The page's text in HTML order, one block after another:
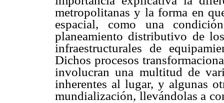
metropolitanas y la forma en
espacial, como una
planeamiento distributivo de
infraestructurales de
Dichos procesos
involucran una multitud de
inherentes al lugar, y algunas
mundialización, llevándolas a